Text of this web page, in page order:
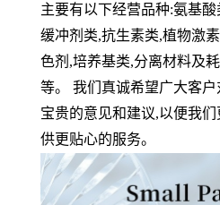
主要有以下经营品种:氨基酸
缓冲剂类,抗生素类,植物激
色剂 ,培养基类,分离材料及
等。 我们真诚希望广大客
宝贵的意见和建议,以便我
供更贴心的服务。